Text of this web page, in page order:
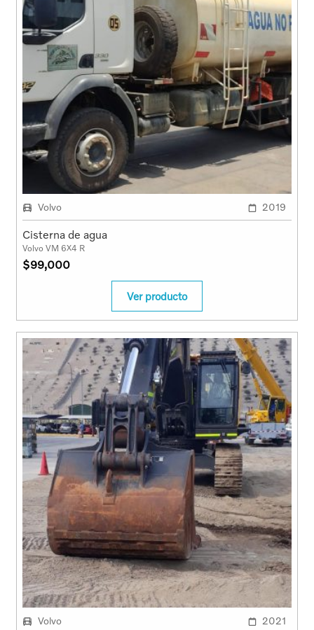
Volvo 2019
Cisterna de agua
Volvo VM 6X4 R
$99,000
Ver producto
Volvo 2021